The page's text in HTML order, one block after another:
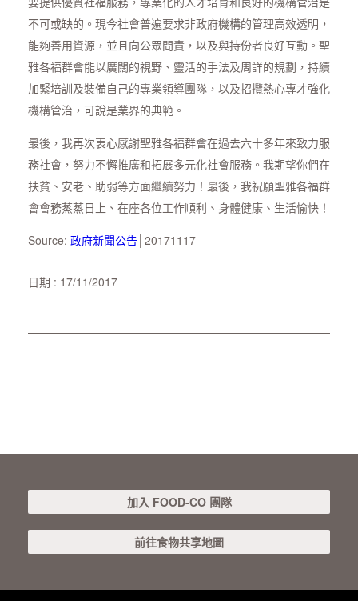
日期 : 17/11/2017
不可或缺的。現今社會普遍要求非政府機構的管理高效透明，
能夠善用資源，並且向公眾問責，以及與持份者良好互動。聖
雅各福群會能以廣闊的視野、靈活的手法及周詳的規劃，持續
加緊培訓及裝備自己的專業領導團隊，以及招攬熱心專才強化
機構管治，可說是業界的典範。
最後，我再次衷心感謝聖雅各福群會在過去六十多年來致力服
務社會，努力不懈推廣和拓展多元化社會服務。我期望你們在
扶貧、安老、助弱等方面繼續努力！最後，我祝願聖雅各福群
會會務蒸蒸日上、在座各位工作順利、身體健康、生活愉快！
Source: 政府新聞公告 │20171117
加入 FOOD-CO 團隊
前往食物共享地圖